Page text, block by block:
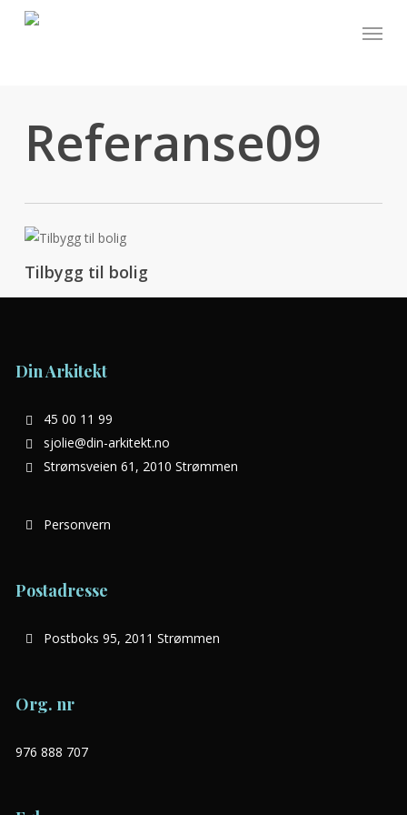
Menu
Referanse09
Tilbygg til bolig
Din Arkitekt
45 00 11 99
sjolie@din-arkitekt.no
Strømsveien 61, 2010 Strømmen
Personvern
Postadresse
Postboks 95, 2011 Strømmen
Org. nr
976 888 707